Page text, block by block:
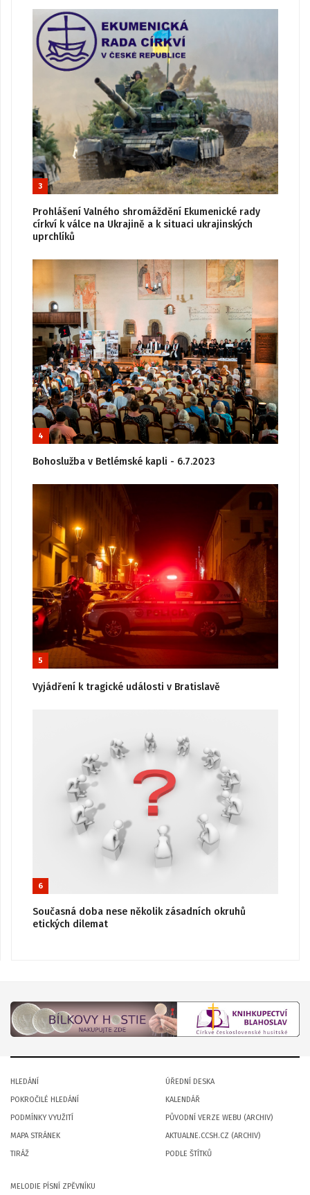
3
Prohlášení Valného shromáždění Ekumenické rady
církví k válce na Ukrajině a k situaci ukrajinských
uprchlíků
4
Bohoslužba v Betlémské kapli - 6.7.2023
5
Vyjádření k tragické události v Bratislavě
6
Současná doba nese několik zásadních okruhů
etických dilemat
HLEDÁNÍ
POKROČILÉ HLEDÁNÍ
PODMÍNKY VYUŽITÍ
MAPA STRÁNEK
TIRÁŽ
ÚŘEDNÍ DESKA
KALENDÁŘ
PŮVODNÍ VERZE WEBU (ARCHIV)
AKTUALNE.CCSH.CZ (ARCHIV)
PODLE ŠTÍTKŮ
MELODIE PÍSNÍ ZPĚVNÍKU